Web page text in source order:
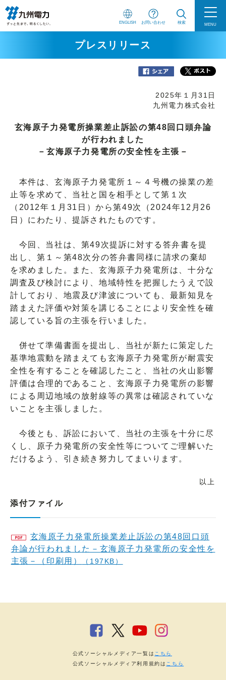
ENGLISH お問い合わせ 検索 MENU
プレスリリース
2025年１月31日
九州電力株式会社
玄海原子力発電所操業差止訴訟の第48回口頭弁論
が行われました
－玄海原子力発電所の安全性を主張－
本件は、玄海原子力発電所１～４号機の操業の差
止等を求めて、当社と国を相手として第１次
（2012年１月31日）から第49次（2024年12月26
日）にわたり、提訴されたものです。
今回、当社は、第49次提訴に対する答弁書を提
出し、第１～第48次分の答弁書同様に請求の棄却
を求めました。また、玄海原子力発電所は、十分な
調査及び検討により、地域特性を把握したうえで設
計しており、地震及び津波についても、最新知見を
踏まえた評価や対策を講じることにより安全性を確
認している旨の主張を行いました。
併せて準備書面を提出し、当社が新たに策定した
基準地震動を踏まえても玄海原子力発電所が耐震安
全性を有することを確認したこと、当社の火山影響
評価は合理的であること、玄海原子力発電所の影響
による周辺地域の放射線等の異常は確認されていな
いことを主張しました。
今後とも、訴訟において、当社の主張を十分に尽
くし、原子力発電所の安全性等についてご理解いた
だけるよう、引き続き努力してまいります。
以上
添付ファイル
玄海原子力発電所操業差止訴訟の第48回口頭
弁論が行われました－玄海原子力発電所の安全性を
主張－（印刷用）
（197KB）
公式ソーシャルメディア一覧は こちら
公式ソーシャルメディア利用規約は こちら